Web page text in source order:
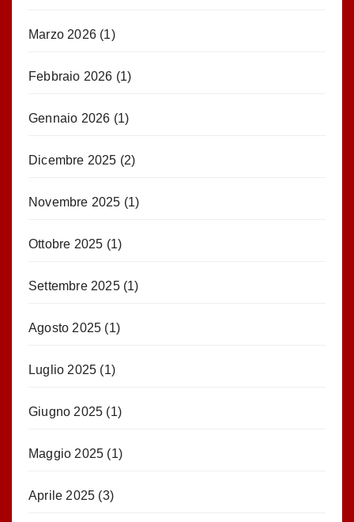
Marzo 2026 (1)
Febbraio 2026 (1)
Gennaio 2026 (1)
Dicembre 2025 (2)
Novembre 2025 (1)
Ottobre 2025 (1)
Settembre 2025(1)
Agosto 2025 (1)
Luglio 2025 (1)
Giugno 2025 (1)
Maggio 2025 (1)
Aprile 2025 (3)